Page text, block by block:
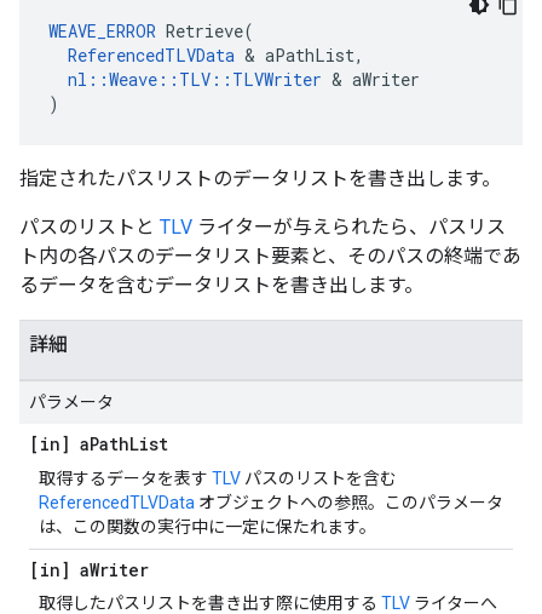
WEAVE_ERROR Retrieve(
ReferencedTLVData & aPathList,
nl::Weave::TLV::TLVWriter & aWriter
)
指定されたパスリストのデータリストを書き出します。
パスのリストと TLV ライターが与えられたら、パスリス
ト内の各パスのデータリスト要素と、そのパスの終端であ
るデータを含むデータリストを書き出します。
詳細
パラメータ
[in] aPathList
取得するデータを表す TLV パスのリストを含む
ReferencedTLVData オブジェクトへの参照。このパラメータ
は、この関数の実行中に一定に保たれます。
[in] aWriter
取得したパスリストを書き出す際に使用する TLV ライターへ